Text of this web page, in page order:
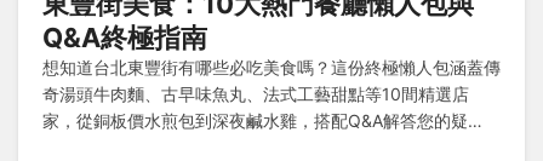
Q&A終極指南
想知道台北東豐街有哪些必吃美食嗎？這份終極懶人包涵蓋傳
奇湯頭牛肉麵、古早味魚丸、法式工藝甜點等10間精選店
家，從銅板價水煎包到深夜鹹水雞，搭配Q&A解答您的疑